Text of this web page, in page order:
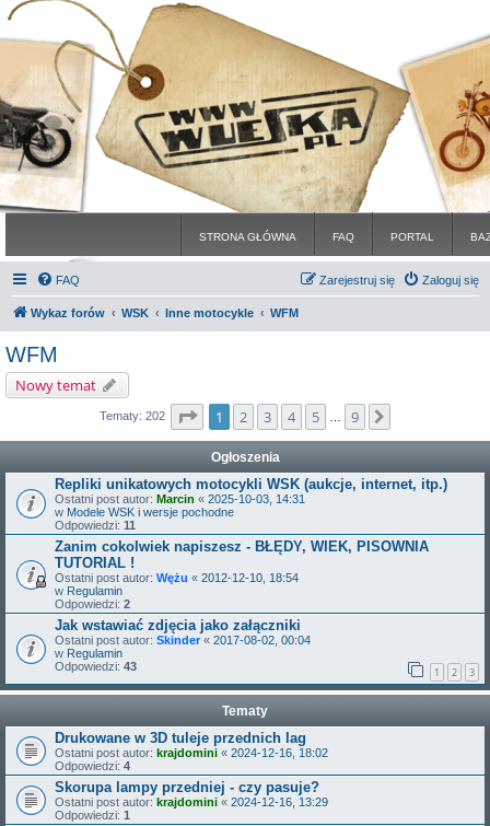
STRONA GŁÓWNA FAQ PORTAL
FAQ Zaloguj się
Zarejestruj się
Wykaz forów WSK Inne motocykle WFM
WFM
Nowy temat
Tematy: 202 Strona1 z9
1 2 3 4 5 9
Ogłoszenia
Repliki unikatowych motocykli WSK (aukcje, internet, itp.)
Ostatni post autor: Marcin « 2025-10-03, 14:31
w Modele WSK i wersje pochodne
Odpowiedzi: 11
Zanim cokolwiek napiszesz - BŁĘDY, WIEK, PISOWNIA
TUTORIAL !
Ostatni post autor: Wężu « 2012-12-10, 18:54
w Regulamin
Odpowiedzi: 2
Jak wstawiać zdjęcia jako załączniki
Ostatni post autor: Skinder« 2017-08-02, 00:04
w Regulamin
Odpowiedzi: 43 1 2 3
Tematy
Drukowane w 3D tuleje przednich lag
Ostatni post autor: krajdomini « 2024-12-16, 18:02
Odpowiedzi: 4
Skorupa lampy przedniej - czy pasuje?
Ostatni post autor: krajdomini « 2024-12-16, 13:29
Odpowiedzi: 1